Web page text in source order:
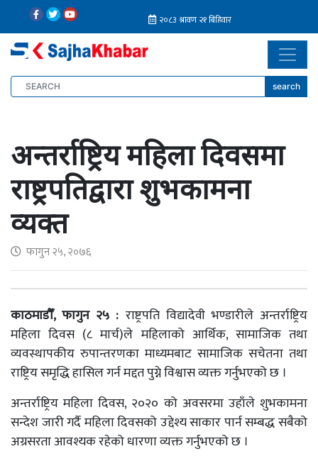
search
अन्तर्राष्ट्रिय महिला दिवसमा
राष्ट्रपतिद्वारा शुभकामना
व्यक्त
फागुन २५, २०७६
काठमाडौँ, फागुन २५ : राष्ट्रपति विद्यादेवी भण्डारीले अन्तर्राष्ट्रिय
महिला दिवस (८ मार्च)ले महिलाको आर्थिक, सामाजिक तथा
व्यवस्थापकीय रुपान्तरणका माध्यमबाट सामाजिक सचेतना तथा
राष्ट्रिय समृद्धि हासिल गर्न मद्दत पुग्ने विश्वास व्यक्त गर्नुभएको छ ।
अन्तर्राष्ट्रिय महिला दिवस, २०२० को अवसरमा उहाँले शुभकामना
सन्देश जारी गर्दै महिला दिवसको उद्देश्य साकार पार्न सम्बद्ध सबैको
अग्रसरता आवश्यक रहेको धारणा व्यक्त गर्नुभएको छ ।